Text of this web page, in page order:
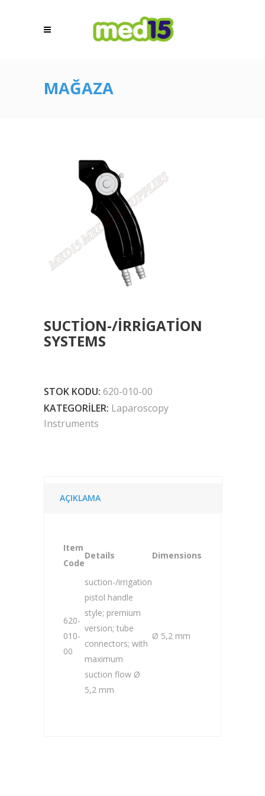
MAĞAZA
SUCTION-/IRRIGATION
SYSTEMS
STOK KODU: 620-010-00
KATEGORILER: Laparoscopy
Instruments
AÇIKLAMA
Item
Code
Details Dimensions
620-
010-
00
suction-/irrigation
pistol handle
style; premium
version; tube
connectors; with
maximum
suction flow Ø
5,2 mm
Ø 5,2 mm